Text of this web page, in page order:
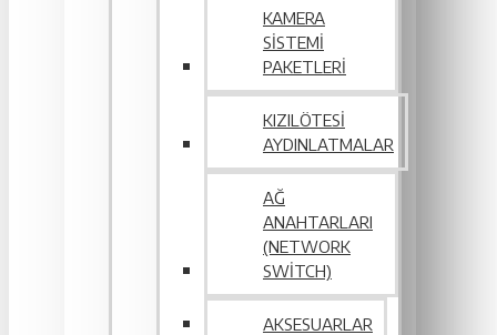
KAMERA
SISTEMI
PAKETLERI
KIZILÖTESI
AYDINLATMALAR
AĞ
ANAHTARLARI
(NETWORK
SWITCH)
AKSESUARLAR